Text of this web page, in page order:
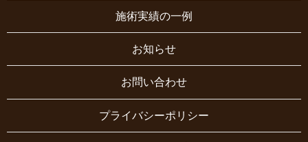
施術実績の一例
お知らせ
お問い合わせ
プライバシーポリシー